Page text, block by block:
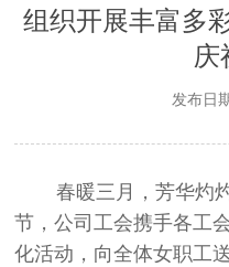
组织开展丰富多
庆
发布日
春暖三月，芳华灼
节，公司工会携手各工
化活动，向全体女职工